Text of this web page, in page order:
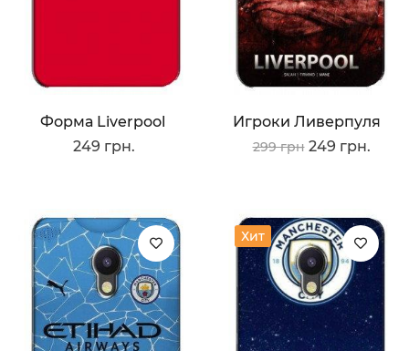
Форма Liverpool
249 грн.
Игроки Ливерпуля
299 грн 249 грн.
Хит